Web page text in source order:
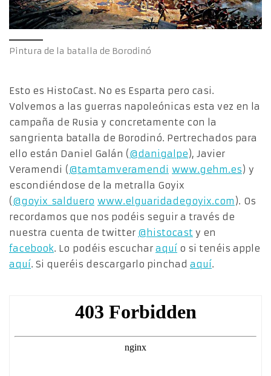
Pintura de la batalla de Borodinó
Esto es HistoCast. No es Esparta pero casi.
Volvemos a las guerras napoleónicas esta vez en la
campaña de Rusia y concretamente con la
sangrienta batalla de Borodinó. Pertrechados para
ello están Daniel Galán (@danigalpe), Javier
Veramendi (@tamtamveramendi www.gehm.es) y
escondiéndose de la metralla Goyix
(@goyix_salduero www.elguaridadegoyix.com ). Os
recordamos que nos podéis seguir a través de
nuestra cuenta de twitter @histocast y en
facebook. Lo podéis escuchar aquí o si tenéis apple
aquí. Si queréis descargarlo pinchad aquí.